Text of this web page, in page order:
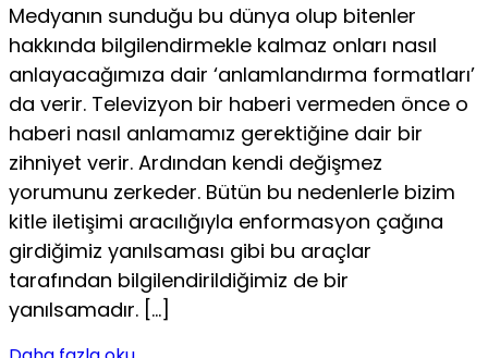
Medyanın sunduğu bu dünya olup bitenler
hakkında bilgilendirmekle kalmaz onları nasıl
anlayacağımıza dair ‘anlamlandırma formatları’
da verir. Televizyon bir haberi vermeden önce o
haberi nasıl anlamamız gerektiğine dair bir
zihniyet verir. Ardından kendi değişmez
yorumunu zerkeder. Bütün bu nedenlerle bizim
kitle iletişimi aracılığıyla enformasyon çağına
girdiğimiz yanılsaması gibi bu araçlar
tarafından bilgilendirildiğimiz de bir
yanılsamadır. […]